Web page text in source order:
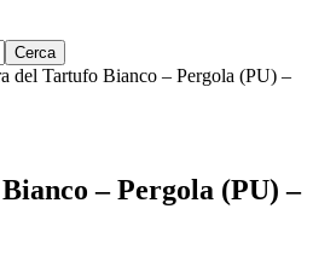
del Tartufo Bianco – Pergola (PU) –
– Pergola (PU) –